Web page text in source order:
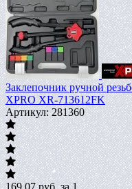
Заклепочник ручной
XPRO XR-713612FK
Артикул: 281360
169.07руб.за 1